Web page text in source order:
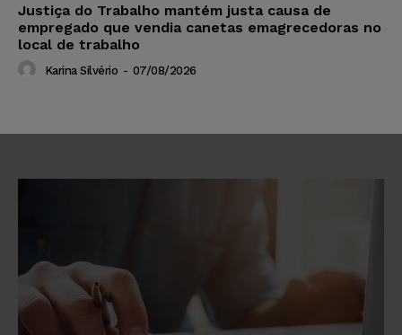
Justiça do Trabalho mantém justa causa de
empregado que vendia canetas emagrecedoras no
local de trabalho
Karina Silvério - 07/08/2026